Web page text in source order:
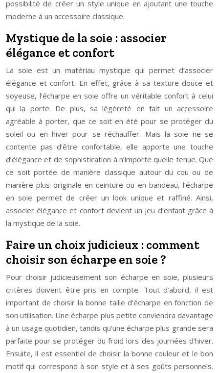
possibilité de créer un style unique en ajoutant une touche
moderne à un accessoire classique.
Mystique de la soie : associer
élégance et confort
La soie est un matériau mystique qui permet d’associer
élégance et confort. En effet, grâce à sa texture douce et
soyeuse, l’écharpe en soie offre un véritable confort à celui
qui la porte. De plus, sa légèreté en fait un accessoire
agréable à porter, que ce soit en été pour se protéger du
soleil ou en hiver pour se réchauffer. Mais la soie ne se
contente pas d’être confortable, elle apporte une touche
d’élégance et de sophistication à n’importe quelle tenue. Que
ce soit portée de manière classique autour du cou ou de
manière plus originale en ceinture ou en bandeau, l’écharpe
en soie permet de créer un look unique et raffiné. Ainsi,
associer élégance et confort devient un jeu d’enfant grâce à
la mystique de la soie.
Faire un choix judicieux : comment
choisir son écharpe en soie ?
Pour choisir judicieusement son écharpe en soie, plusieurs
critères doivent être pris en compte. Tout d’abord, il est
important de choisir la bonne taille d’écharpe en fonction de
son utilisation. Une écharpe plus petite conviendra davantage
à un usage quotidien, tandis qu’une écharpe plus grande sera
parfaite pour se protéger du froid lors des journées d’hiver.
Ensuite, il est essentiel de choisir la bonne couleur et le bon
motif qui correspond à son style et à ses goûts personnels.